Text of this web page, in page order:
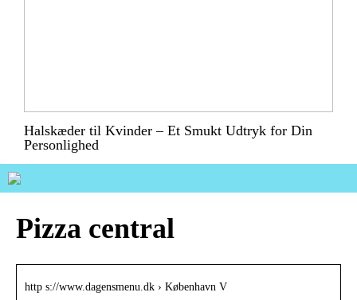
Halskæder til Kvinder – Et Smukt Udtryk for Din
Personlighed
Pizza central
http s://www.dagensmenu.dk › København V